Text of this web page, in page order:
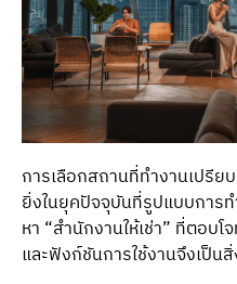
การเลือกสถานที่ทำงานเปรีย
ยิ่งในยุคปัจจุบันที่รูปแบบการ
หา “สำนักงานให้เช่า” ที่ตอบ
และฟังก์ชันการใช้งานจึงเป็